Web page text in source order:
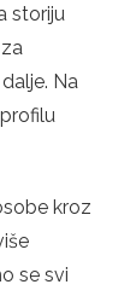
storiju
Na
kroz
se svi